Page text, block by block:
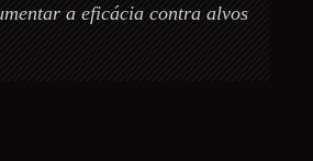
a eficácia contra alvos